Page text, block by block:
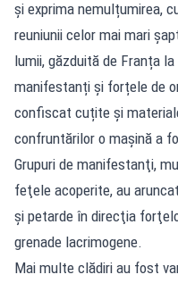
și exprima nemulțumirea,
reuniunii celor mai mari
lumii, găzduită de Franța
manifestanți și forțele de
confiscat cuțite și
confruntărilor o mașină a
Grupuri de manifestanţi,
feţele acoperite, au
şi petarde în direcţia
grenade lacrimogene.
Mai multe clădiri au fost